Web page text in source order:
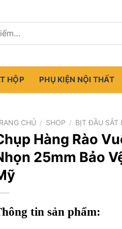
HỘP PHỤ KIỆN NỘI THẤT
CHỦ / SHOP / BỊT ĐẦU SẮT
Hàng Rào
25mm Bảo
tin sản phẩm: